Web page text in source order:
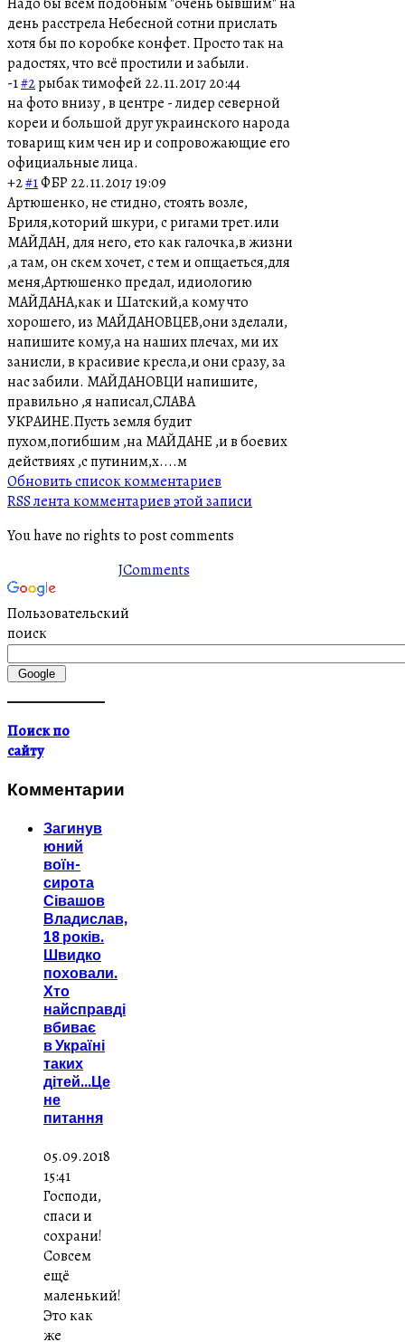
день расстрела Небесной сотни прислать
хотя бы по коробке конфет. Просто так на
радостях, что всё простили и забыли.
-1#2рыбак тимофей 22.11.2017 20:44
на фото внизу , в центре - лидер северной
кореи и большой друг украинского народа
товарищ ким чен ир и сопровожающие его
официальные лица.
+2#1ФБР 22.11.2017 19:09
Артюшенко, не стидно, стоять возле,
Бриля,которий шкури, с ригами трет.или
МАЙДАН, для него, ето как галочка,в жизни
,а там, он скем хочет, с тем и опщаеться,для
меня,Артюшенко предал, идиологию
МАЙДАНА,как и Шатский,а кому что
хорошего, из МАЙДАНОВЦЕВ,они зделали,
напишите кому,а на наших плечах, ми их
занисли, в красивие кресла,и они сразу, за
нас забили. МАЙДАНОВЦИ напишите,
правильно ,я написал,СЛАВА
УКРАИНЕ.Пусть земля будит
пухом,погибшим ,на МАЙДАНЕ ,и в боевих
действиях ,с путиним,х....м
Обновить список комментариев
RSS лента комментариев этой записи
You have no rights to post comments
JComments
Пользовательский
поиск
Поиск по
сайту
Комментарии
Загинув
юний
воїн-
сирота
Сівашов
Владислав,
18 років.
Швидко
поховали.
Хто
найсправді
вбиває
в Україні
таких
дітей...Це
не
питання
05.09.2018
15:41
Господи,
спаси и
сохрани!
Совсем
ещё
маленький!
Это как
же